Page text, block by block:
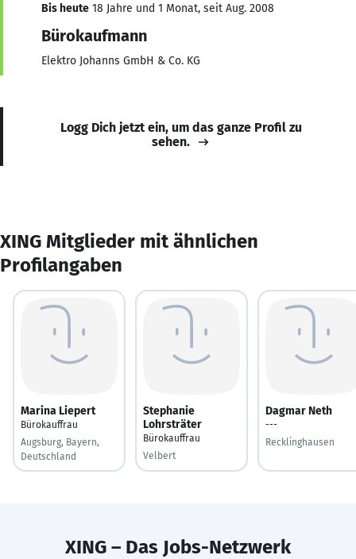
Bis heute 18 Jahre und 1 Monat, seit Aug. 2008
Bürokaufmann
Elektro Johanns GmbH & Co. KG
Logg Dich jetzt ein, um das ganze Profil zu
sehen.
XING Mitglieder mit ähnlichen
Profilangaben
Marina Liepert
Bürokauffrau
Augsburg, Bayern,
Deutschland
Stephanie
Lohrsträter
Bürokauffrau
Velbert
Dagmar Neth
---
Recklinghausen
XING – Das Jobs-Netzwerk